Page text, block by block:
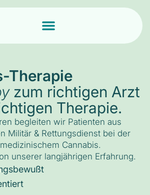
Therapie
zum richtigen Arzt
Therapie.
begleiten wir Patienten aus
Militär & Rettungsdienst bei der
Cannabis.
unserer langjährigen Erfahrung.